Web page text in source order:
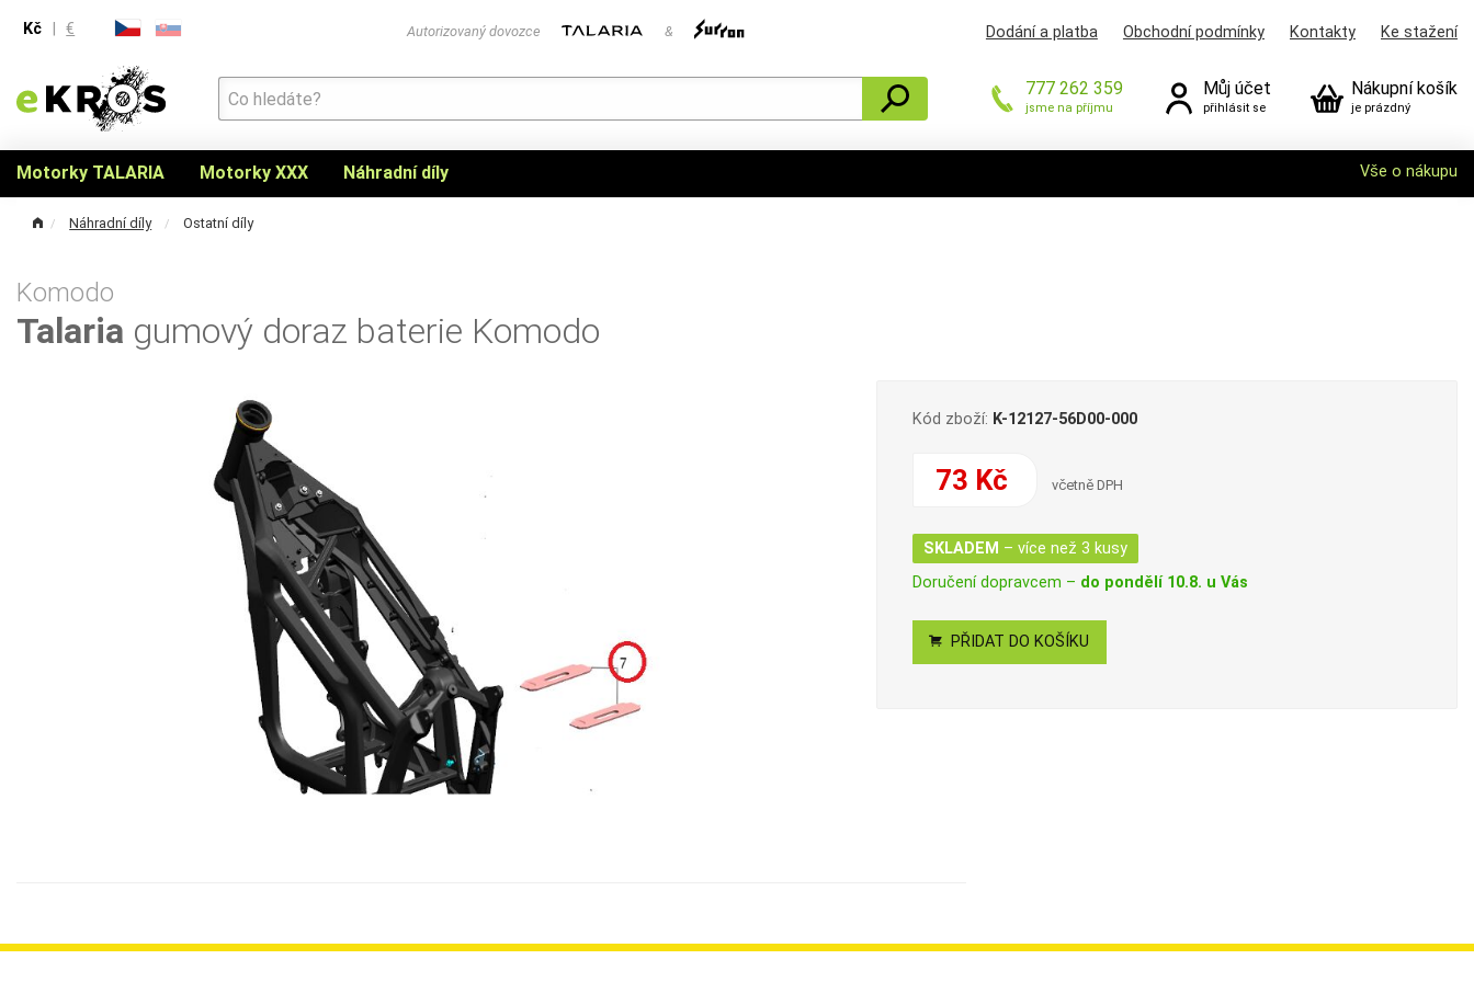
Kč € Autorizovaný dovozce & Dodání a platba Obchodní podmínky Kontakty Ke stažení
777 262 359
jsme na příjmu
Můj účet
přihlásit se
Nákupní košík
je prázdný
Motorky TALARIA Motorky XXX Náhradní díly Vše o nákupu
Náhradní díly Ostatní díly
Komodo
Talaria gumový doraz baterie Komodo
Kód zboží: K-12127-56D00-000
73 Kč včetně DPH
SKLADEM – více než 3 kusy
Doručení dopravcem – do pondělí 10.8. u Vás
PŘIDAT DO KOŠÍKU